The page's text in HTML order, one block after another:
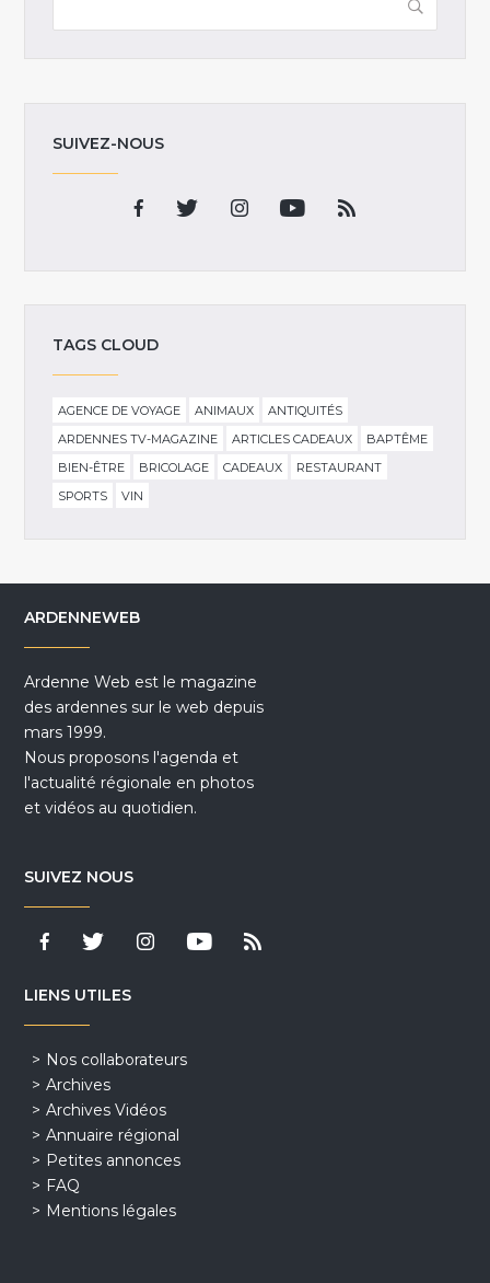
SUIVEZ-NOUS
TAGS CLOUD
AGENCE DE VOYAGE ANIMAUX
ANTIQUITÉS
ARDENNES TV-MAGAZINE
ARTICLES CADEAUX
BAPTÊME
BIEN-ÊTRE
BRICOLAGE CADEAUX
RESTAURANT
SPORTS
VIN
ARDENNEWEB
Ardenne Web est le magazine
des ardennes sur le web depuis
mars 1999.
Nous proposons l'agenda et
l'actualité régionale en photos
et vidéos au quotidien.
SUIVEZ NOUS
LIENS UTILES
Nos collaborateurs
Archives
Archives Vidéos
Annuaire régional
Petites annonces
FAQ
Mentions légales